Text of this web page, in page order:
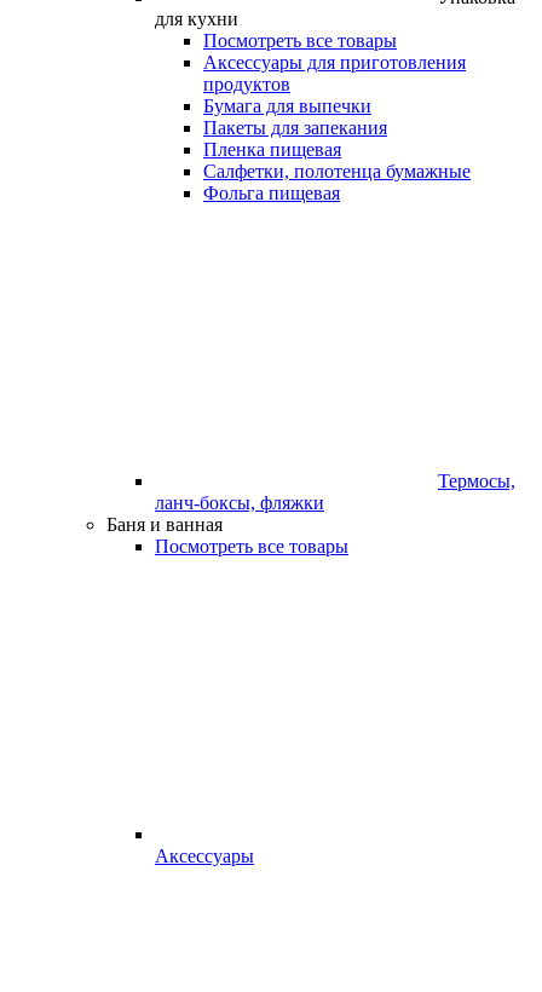
для кухни
Посмотреть все товары
Аксессуары для приготовления
продуктов
Бумага для выпечки
Пакеты для запекания
Пленка пищевая
Салфетки, полотенца бумажные
Фольга пищевая
Термосы,
ланч-боксы, фляжки
Баня и ванная
Посмотреть все товары
Аксессуары